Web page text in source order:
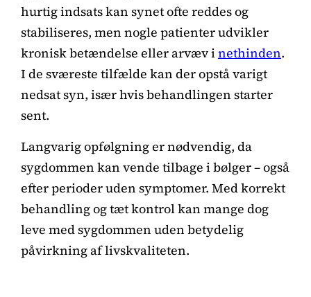
hurtig indsats kan synet ofte reddes og
stabiliseres, men nogle patienter udvikler
kronisk betændelse eller arvæv inethinden.
I de sværeste tilfælde kan der opstå varigt
nedsat syn, især hvis behandlingen starter
sent.
Langvarig opfølgning er nødvendig, da
sygdommen kan vende tilbage i bølger – også
efter perioder uden symptomer. Med korrekt
behandling og tæt kontrol kan mange dog
leve med sygdommen uden betydelig
påvirkning af livskvaliteten.